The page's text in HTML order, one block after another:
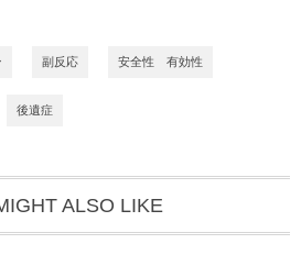
副反応 安全性 有効性
後遺症
ALSO LIKE